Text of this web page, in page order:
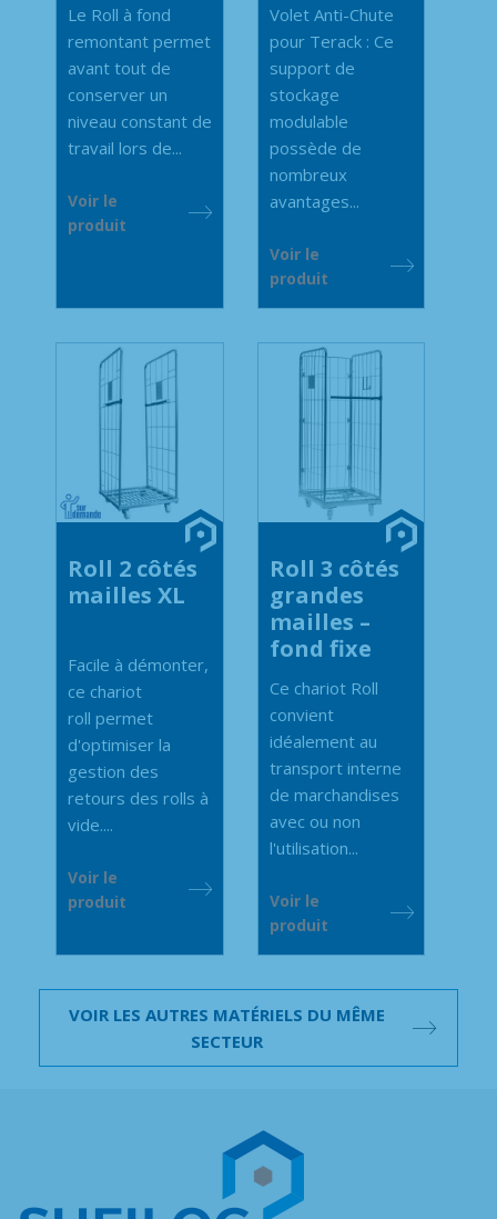
Le Roll à fond
remontant permet
avant tout de
conserver un
niveau constant de
travail lors de...
Voir le
produit
Volet Anti-Chute
pour Terack : Ce
support de
stockage
modulable
possède de
nombreux
avantages...
Voir le
produit
Roll 2 côtés
mailles XL
Facile à démonter,
ce chariot
roll permet
d'optimiser la
gestion des
retours des rolls à
vide....
Voir le
produit
Roll 3 côtés
grandes
mailles –
fond fixe
Ce chariot Roll
convient
idéalement au
transport interne
de marchandises
avec ou non
l'utilisation...
Voir le
produit
VOIR LES AUTRES MATÉRIELS DU MÊME
SECTEUR